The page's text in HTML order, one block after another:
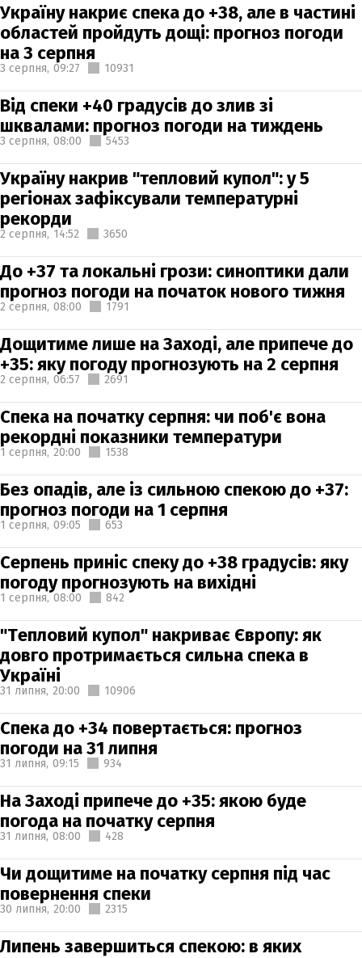
Україну накриє спека до +38, але в частині
областей пройдуть дощі: прогноз погоди
на 3 серпня
3 серпня, 09:27 10931
Від спеки +40 градусів до злив зі
шквалами: прогноз погоди на тиждень
3 серпня, 08:00 5453
Україну накрив "тепловий купол": у 5
регіонах зафіксували температурні
рекорди
2 серпня, 14:52 3650
До +37 та локальні грози: синоптики дали
прогноз погоди на початок нового тижня
2 серпня, 08:00 1791
Дощитиме лише на Заході, але припече до
+35: яку погоду прогнозують на 2 серпня
2 серпня, 06:57 2691
Спека на початку серпня: чи поб'є вона
рекордні показники температури
1 серпня, 20:00 1538
Без опадів, але із сильною спекою до +37:
прогноз погоди на 1 серпня
1 серпня, 09:05 653
Серпень приніс спеку до +38 градусів: яку
погоду прогнозують на вихідні
1 серпня, 08:00 842
"Тепловий купол" накриває Європу: як
довго протримається сильна спека в
Україні
31 липня, 20:00 10906
Спека до +34 повертається: прогноз
погоди на 31 липня
31 липня, 09:15 934
На Заході припече до +35: якою буде
погода на початку серпня
31 липня, 08:00 428
Чи дощитиме на початку серпня під час
повернення спеки
30 липня, 20:00 2315
Липень завершиться спекою: в яких